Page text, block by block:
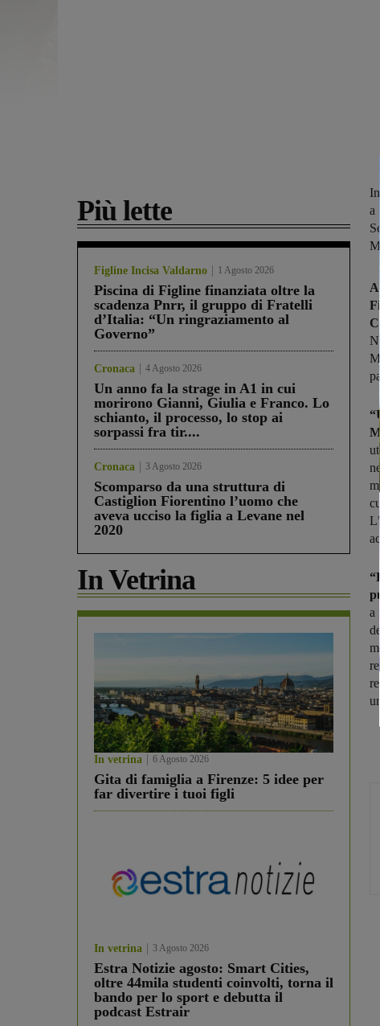
Più lette
Figline Incisa Valdarno 1 Agosto 2026
Piscina di Figline finanziata oltre la
scadenza Pnrr, il gruppo di Fratelli
d’Italia: “Un ringraziamento al
Governo”
Cronaca 4 Agosto 2026
Un anno fa la strage in A1 in cui
morirono Gianni, Giulia e Franco. Lo
schianto, il processo, lo stop ai
sorpassi fra tir....
Cronaca 3 Agosto 2026
Scomparso da una struttura di
Castiglion Fiorentino l’uomo che
aveva ucciso la figlia a Levane nel
2020
In Vetrina
In vetrina 6 Agosto 2026
Gita di famiglia a Firenze: 5 idee per
far divertire i tuoi figli
In vetrina 3 Agosto 2026
Estra Notizie agosto: Smart Cities,
oltre 44mila studenti coinvolti, torna il
bando per lo sport e debutta il
podcast Estrair
a
a